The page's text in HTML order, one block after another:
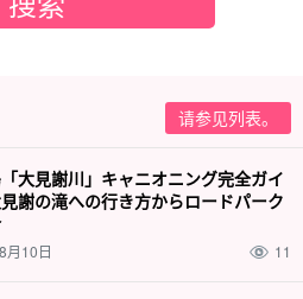
请参见列表。
大見謝川」キャニオニング完全ガイ
見謝の滝への行き方からロードパーク
月10日 11